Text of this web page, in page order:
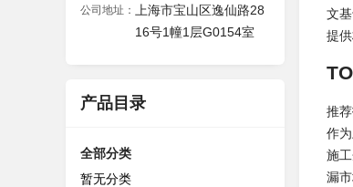
公司地址：
上海市宝山区逸仙路28
16号1幢1层G0154室
产品目录
全部分类
暂无分类
文
提供
推
作
施
漏